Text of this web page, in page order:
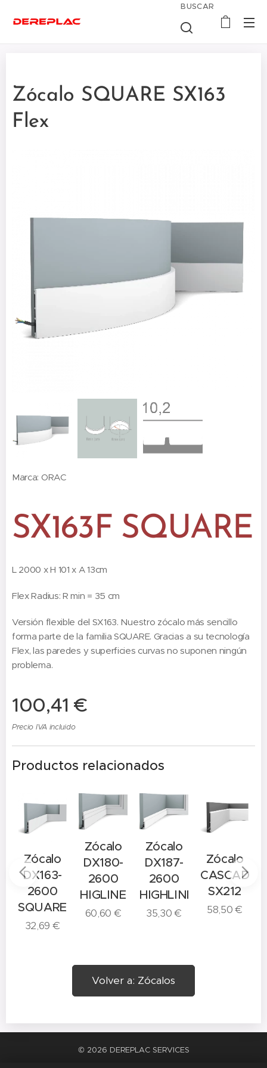
BUSCAR
Zócalo SQUARE SX163
Flex
Marca: ORAC
SX163F SQUARE
L 2000 x H 101 x A 13cm
Flex Radius: R min = 35 cm
Versión flexible del SX163. Nuestro zócalo más sencillo
forma parte de la familia SQUARE. Gracias a su tecnología
Flex, las paredes y superficies curvas no suponen ningún
problema.
100,41 €
Precio IVA incluido
Productos relacionados
Zócalo
DX163-
2600
SQUARE
32,69 €
Zócalo
DX180-
2600
HIGLINE
60,60 €
Zócalo
DX187-
2600
HIGHLINE
35,30€
Zócalo
CASCADE
SX212
58,50€
Volver a: Zócalos
© 2026 DEREPLAC SERVICES